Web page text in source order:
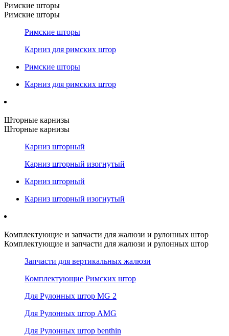
Римские шторы
Римские шторы
Римские шторы
Карниз для римских штор
Римские шторы
Карниз для римских штор
Шторные карнизы
Шторные карнизы
Карниз шторный
Карниз шторный изогнутый
Карниз шторный
Карниз шторный изогнутый
Комплектующие и запчасти для жалюзи и рулонных штор
Комплектующие и запчасти для жалюзи и рулонных штор
Запчасти для вертикальных жалюзи
Комплектующие Римских штор
Для Рулонных штор MG 2
Для Рулонных штор AMG
Для Рулонных штор benthin